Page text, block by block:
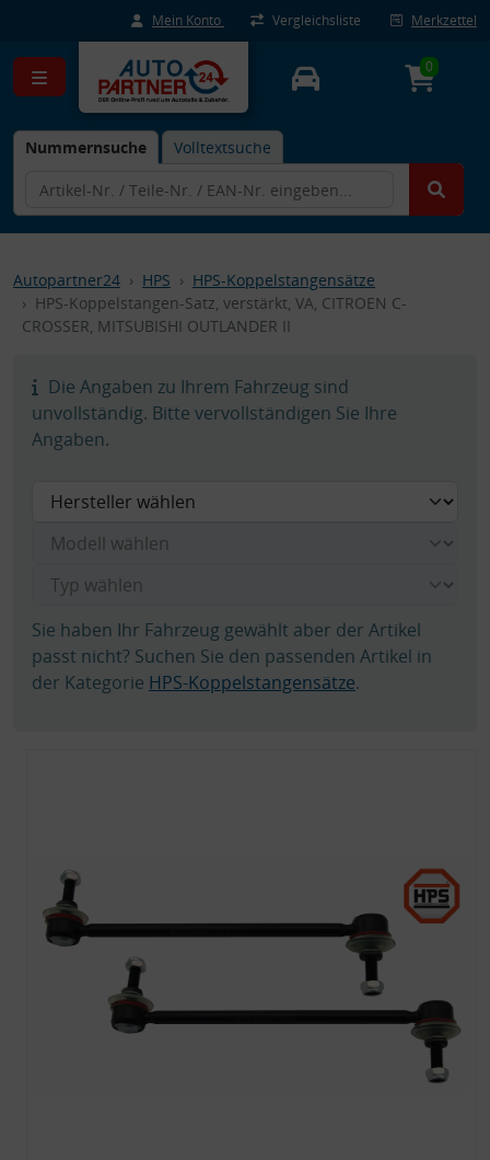
Mein Konto Vergleichsliste Merkzettel
Nummernsuche Volltextsuche
0
Autopartner24 HPS
HPS-Koppelstangensätze
HPS-Koppelstangen-Satz, verstärkt, VA, CITROEN C-
CROSSER, MITSUBISHI OUTLANDER II
Die Angaben zu Ihrem Fahrzeug sind
unvollständig. Bitte vervollständigen Sie Ihre
Angaben.
Sie haben Ihr Fahrzeug gewählt aber der Artikel
passt nicht? Suchen Sie den passenden Artikel in
der Kategorie HPS-Koppelstangensätze.